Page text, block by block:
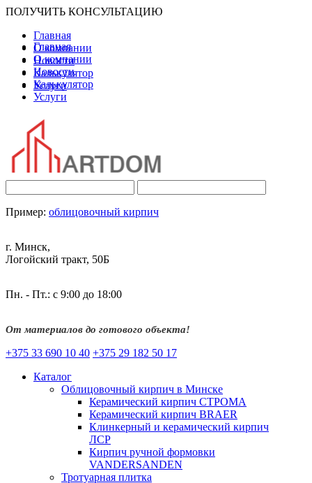
ПОЛУЧИТЬ КОНСУЛЬТАЦИЮ
Главная
О компании
Новости
Калькулятор
Услуги
Главная
О компании
Новости
Калькулятор
Услуги
Пример: облицовочный кирпич
г. Минск,
Логойский тракт, 50Б
Пн. - Пт.: с 9:00 до 18:00
От материалов до готового объекта!
+375 33 690 10 40 +375 29 182 50 17
Каталог
Облицовочный кирпич в Минске
Керамический кирпич СТРОМА
Керамический кирпич BRAER
Клинкерный и керамический кирпич
ЛСР
Кирпич ручной формовки
VANDERSANDEN
Тротуарная плитка